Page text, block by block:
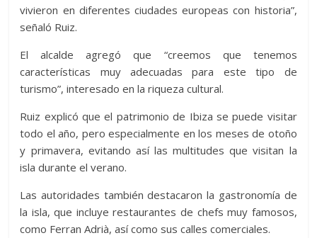
vivieron en diferentes ciudades europeas con historia”,
señaló Ruiz.
El alcalde agregó que “creemos que tenemos
características muy adecuadas para este tipo de
turismo”, interesado en la riqueza cultural.
Ruiz explicó que el patrimonio de Ibiza se puede visitar
todo el año, pero especialmente en los meses de otoño
y primavera, evitando así las multitudes que visitan la
isla durante el verano.
Las autoridades también destacaron la gastronomía de
la isla, que incluye restaurantes de chefs muy famosos,
como Ferran Adrià, así como sus calles comerciales.